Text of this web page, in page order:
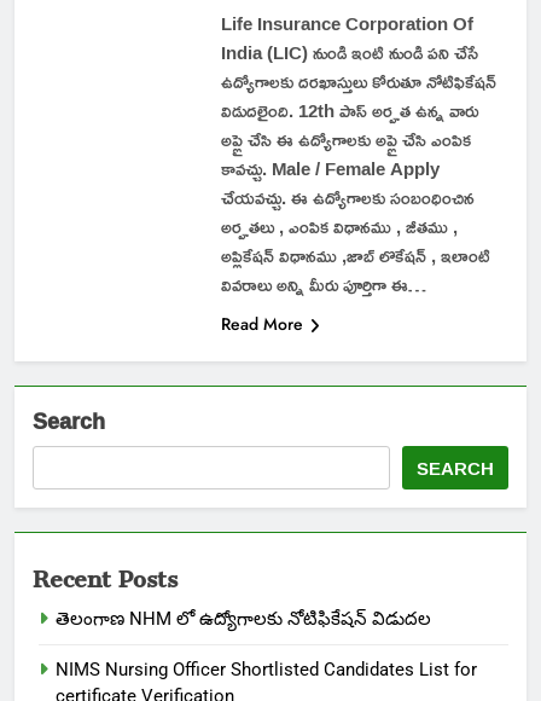
Life Insurance Corporation Of
India (LIC) నుండి ఇంటి నుండి పని చేసే
ఉద్యోగాలకు దరఖాస్తులు కోరుతూ నోటిఫికేషన్
విడుదలైంది. 12th పాస్ అర్హత ఉన్న వారు
అప్లై చేసి ఈ ఉద్యోగాలకు అప్లై చేసి ఎంపిక
కావచ్చు. Male / Female Apply
చేయవచ్చు. ఈ ఉద్యోగాలకు సంబంధించిన
అర్హతలు , ఎంపిక విధానము , జీతము ,
అప్లికేషన్ విధానము ,జాబ్ లొకేషన్ , ఇలాంటి
వివరాలు అన్ని మీరు పూర్తిగా ఈ…
Read More
Search
SEARCH
Recent Posts
తెలంగాణ NHM లో ఉద్యోగాలకు నోటిఫికేషన్ విడుదల
NIMS Nursing Officer Shortlisted Candidates List for
certificate Verification